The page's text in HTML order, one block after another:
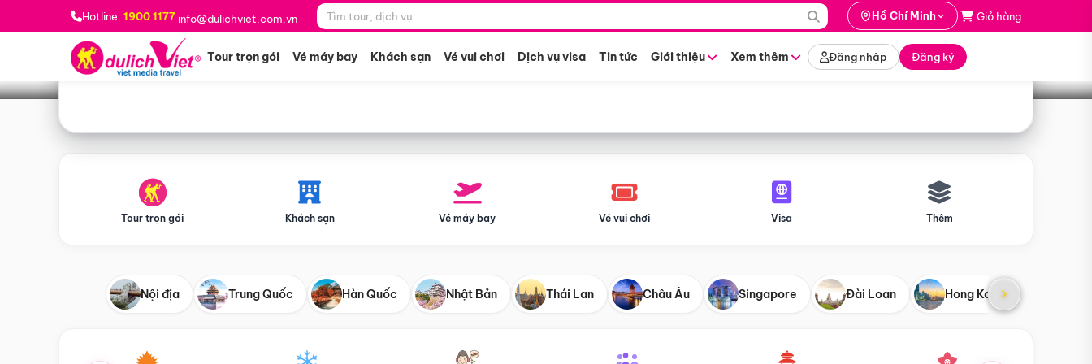
Hotline: 1900 1177 info@dulichviet.com.vn Hồ Chí Minh Giỏ hàng
Tour trọn gói Vé máy bay Khách sạn Vé vui chơi Dịch vụ visa Tin tức Giới thiệu Xem thêm Đăng nhập Đăng ký
Bạn muốn đi đâu? *
Tìm tour
Tour trọn gói Khách sạn Vé máy bay Vé vui chơi Visa Thêm
Nội địa Trung Quốc Hàn Quốc Nhật Bản Thái Lan Châu Âu Singapore Đài Loan Hong Kong